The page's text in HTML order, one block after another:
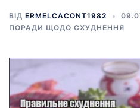
ВІД ERMELCACONT1982
ПОРАДИ ЩОДО СХУДНЕННЯ